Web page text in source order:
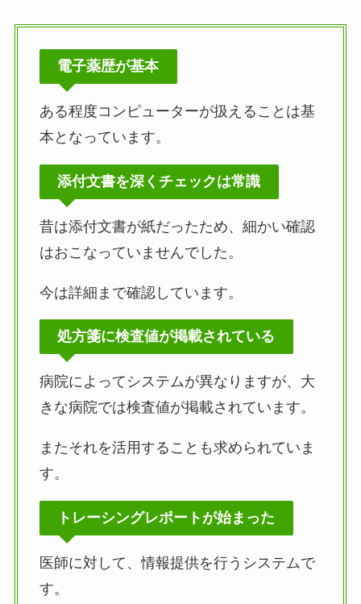
電子薬歴が基本
ある程度コンピューターが扱えることは基
本となっています。
添付文書を深くチェックは常識
昔は添付文書が紙だったため、細かい確認
はおこなっていませんでした。
今は詳細まで確認しています。
処方箋に検査値が掲載されている
病院によってシステムが異なりますが、大
きな病院では検査値が掲載されています。
またそれを活用することも求められていま
す。
トレーシングレポートが始まった
医師に対して、情報提供を行うシステムで
す。